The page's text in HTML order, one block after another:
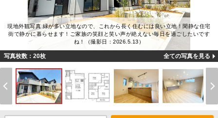
現地外観写真 緑が多い立地なので、これから長く住むには良い立地！閑静な住宅
街で静かに暮らせます！ご家族の笑顔と笑い声が絶えない毎日を過ごしたいです
ね！（撮影日：2026.5.13）
写真枚数：20枚 全ての写真を見る